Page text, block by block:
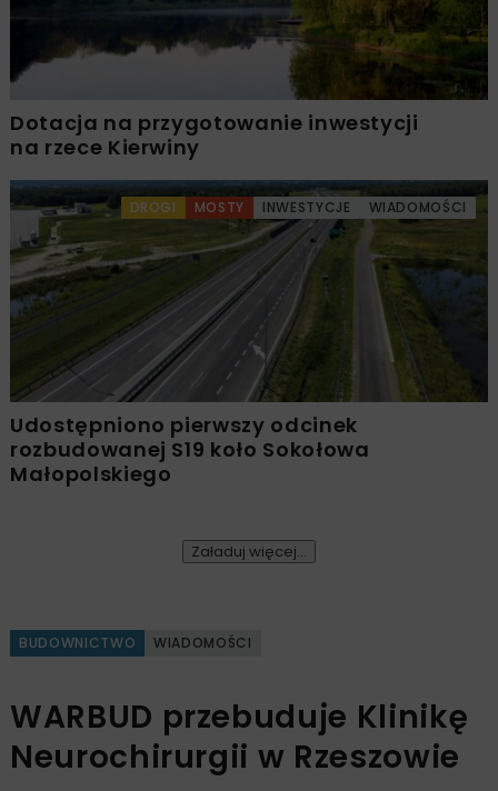
Dotacja na przygotowanie inwestycji
na rzece Kierwiny
DROGI MOSTY INWESTYCJE WIADOMOŚCI
Udostępniono pierwszy odcinek
rozbudowanej S19 koło Sokołowa
Małopolskiego
Załaduj więcej...
BUDOWNICTWO WIADOMOŚCI
WARBUD przebuduje Klinikę
Neurochirurgii w Rzeszowie